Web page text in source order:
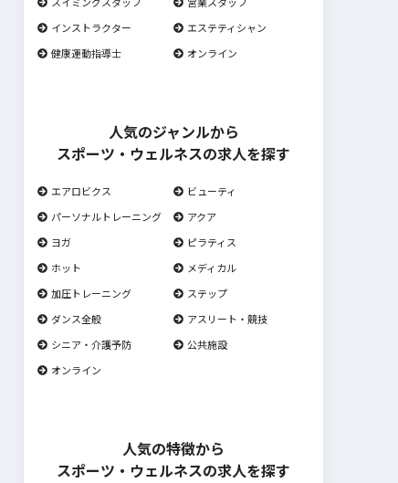
インストラクター
エステティシャン
健康運動指導士
オンライン
人気のジャンルから
スポーツ・ウェルネスの求人を探す
エアロビクス
ビューティ
パーソナルトレーニング
アクア
ヨガ
ピラティス
ホット
メディカル
加圧トレーニング
ステップ
ダンス全般
アスリート・競技
シニア・介護予防
公共施設
オンライン
人気の特徴から
スポーツ・ウェルネスの求人を探す